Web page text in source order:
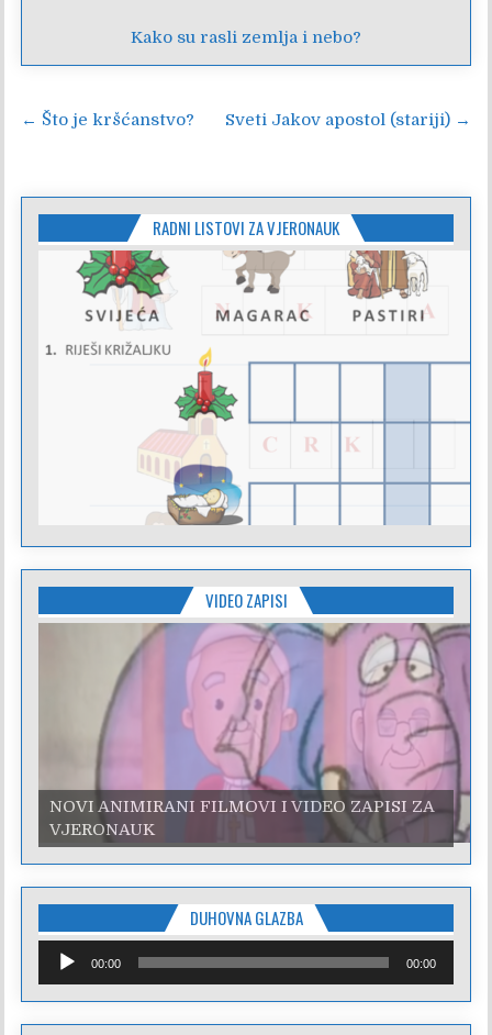
Kako su rasli zemlja i nebo?
Navigacija
← Što je kršćanstvo? Sveti Jakov apostol (stariji) →
RADNI LISTOVI ZA VJERONAUK
VIDEO ZAPISI
NOVI ANIMIRANI FILMOVI I VIDEO ZAPISI ZA
VJERONAUK
DUHOVNA GLAZBA
Reproduktor
audiozapisa
00:00 00:00